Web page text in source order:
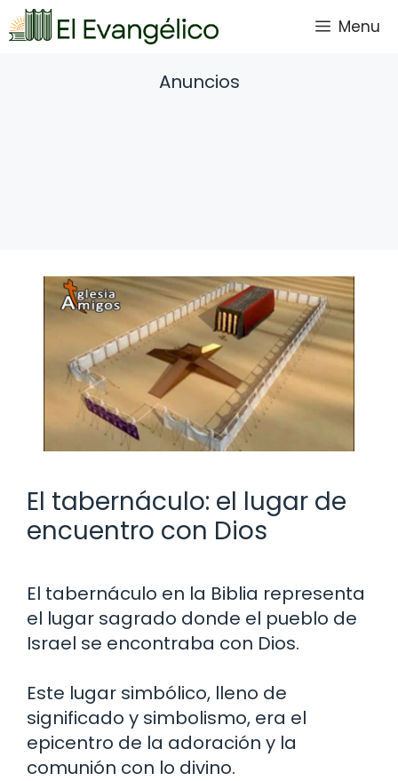
Saltar
al
Menu
Anuncios
El tabernáculo: el lugar de
encuentro con Dios
El tabernáculo en la Biblia representa
el lugar sagrado donde el pueblo de
Israel se encontraba con Dios.
Este lugar simbólico, lleno de
significado y simbolismo, era el
epicentro de la adoración y la
comunión con lo divino.